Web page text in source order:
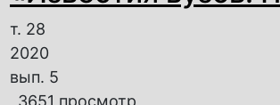
т. 28
2020
вып. 5
3651 просмотр